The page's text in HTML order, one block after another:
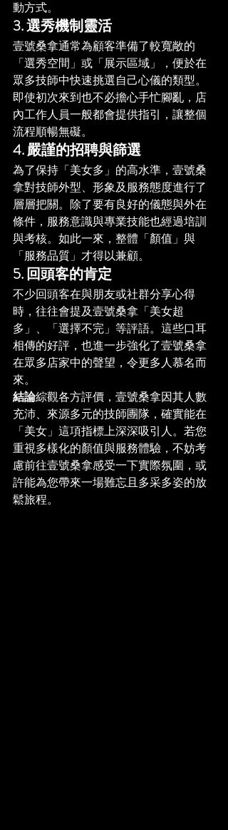
動方式。
3. 選秀機制靈活
壹號桑拿通常為顧客準備了較寬敞的
「選秀空間」或「展示區域」，便於在
眾多技師中快速挑選自己心儀的類型。
即使初次來到也不必擔心手忙腳亂，店
內工作人員一般都會提供指引，讓整個
流程順暢無礙。
4. 嚴謹的招聘與篩選
為了保持「美女多」的高水準，壹號桑
拿對技師外型、形象及服務態度進行了
層層把關。除了要有良好的儀態與外在
條件，服務意識與專業技能也經過培訓
與考核。如此一來，整體「顏值」與
「服務品質」才得以兼顧。
5. 回頭客的肯定
不少回頭客在與朋友或社群分享心得
時，往往會提及壹號桑拿「美女超
多」、「選擇不完」等評語。這些口耳
相傳的好評，也進一步強化了壹號桑拿
在眾多店家中的聲望，令更多人慕名而
來。
結論綜觀各方評價，壹號桑拿因其人數
充沛、來源多元的技師團隊，確實能在
「美女」這項指標上深深吸引人。若您
重視多樣化的顏值與服務體驗，不妨考
慮前往壹號桑拿感受一下實際氛圍，或
許能為您帶來一場難忘且多采多姿的放
鬆旅程。